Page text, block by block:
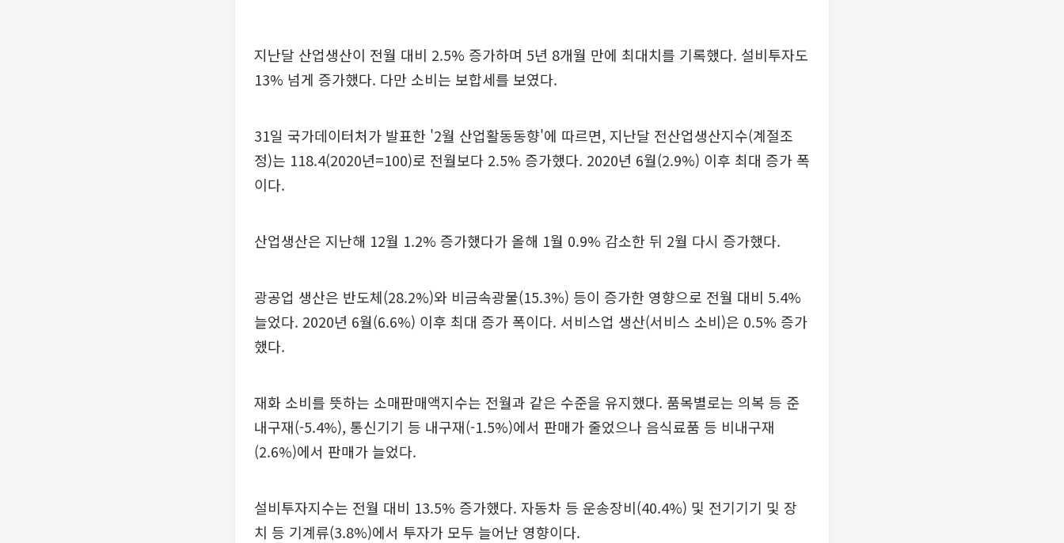
지난달 산업생산이 전월 대비 2.5% 증가하며 5년 8개월 만에 최대치를 기록했다. 설비투자도
13% 넘게 증가했다. 다만 소비는 보합세를 보였다.
31일 국가데이터처가 발표한 '2월 산업활동동향'에 따르면, 지난달 전산업생산지수(계절조
정)는 118.4(2020년=100)로 전월보다 2.5% 증가했다. 2020년 6월(2.9%) 이후 최대 증가 폭
이다.
산업생산은 지난해 12월 1.2% 증가했다가 올해 1월 0.9% 감소한 뒤 2월 다시 증가했다.
광공업 생산은 반도체(28.2%)와 비금속광물(15.3%) 등이 증가한 영향으로 전월 대비 5.4%
늘었다. 2020년 6월(6.6%) 이후 최대 증가 폭이다. 서비스업 생산(서비스 소비)은 0.5% 증가
했다.
재화 소비를 뜻하는 소매판매액지수는 전월과 같은 수준을 유지했다. 품목별로는 의복 등 준
내구재(-5.4%), 통신기기 등 내구재(-1.5%)에서 판매가 줄었으나 음식료품 등 비내구재
(2.6%)에서 판매가 늘었다.
설비투자지수는 전월 대비 13.5% 증가했다. 자동차 등 운송장비(40.4%) 및 전기기기 및 장
치 등 기계류(3.8%)에서 투자가 모두 늘어난 영향이다.